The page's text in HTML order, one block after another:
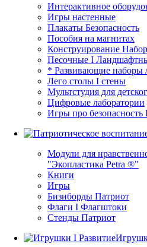
Интерактивное
Игры настенные
Плакаты Безопасность
Пособия на магнитах
Конструирование
Песочные I
* Развивающие наборы
Лего столы I стены
Мультстудия для
Цифровые лаборатории
Игры про
Модули для
"Экопластика Petra ®"
Книги
Игры
Бизиборды Патриот
Флаги I Флагштоки
Стенды Патриот